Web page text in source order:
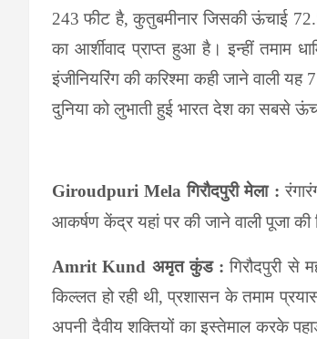
243 फीट है, कुतुबमीनार जिसकी ऊंचाई
का आर्शीवाद प्राप्त हुआ है। इन्हीं तमाम
इंजीनियरिंग की करिश्मा कही जाने वाली
दुनिया को लुभाती हुई भारत देश का सबसे
Giroudpuri Mela गिरौदपुरी मेला :
आकर्षण केंद्र यहां पर की जाने वाली पूजा
Amrit Kund अमृत कुंड :गिरौदपुरी
किल्लत हो रही थी, प्रशासन के तमाम
अपनी दैवीय शक्तियों का इस्तेमाल करके